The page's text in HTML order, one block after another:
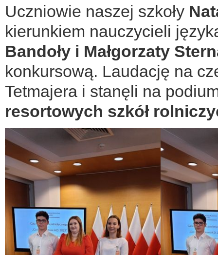
Uczniowie naszej szkoły
kierunkiem nauczycieli
Bandoły i Małgorzaty
konkursową. Laudację na
Tetmajera i stanęli na
resortowych szkół